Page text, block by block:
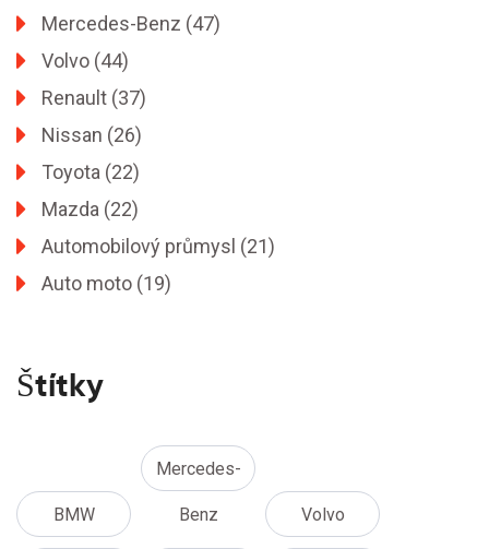
Mercedes-Benz (47)
Volvo (44)
Renault (37)
Nissan (26)
Toyota (22)
Mazda (22)
Automobilový průmysl (21)
Auto moto (19)
Štítky
BMW
Mercedes-
Benz Volvo